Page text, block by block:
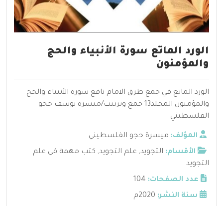
الورد الماتع سورة الأنبياء والحج
والمؤمنون
الورد الماتع في جمع طرق الامام نافع سورة الأنبياء والحج
والمؤمنون المجلد13 جمع وترتيب/ميسره يوسف حجو
الفلسطيني
المؤلف: ميسرة حجو الفلسطيني
الأقسام: التجويد, علم التجويد, كتب مهمة في علم
التجويد
عدد الصفحات: 104
سنة النشر: 2020م